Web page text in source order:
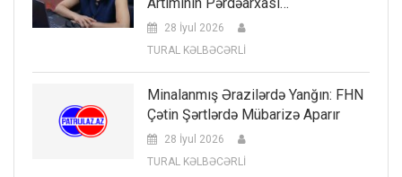
28 İyul 2026
TURAL KƏLBƏCƏRLİ
Minalanmış Ərazilərdə Yanğın: FHN
Çətin Şərtlərdə Mübarizə Aparır
28 İyul 2026
TURAL KƏLBƏCƏRLİ